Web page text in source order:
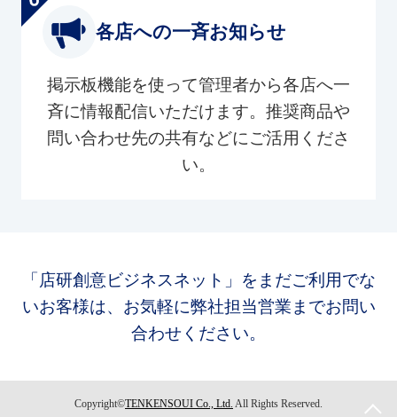
各店への一斉お知らせ
掲示板機能を使って管理者から各店へ一
斉に情報配信いただけます。推奨商品や
問い合わせ先の共有などにご活用くださ
い。
「店研創意ビジネスネット」をまだご利用でな
いお客様は、お気軽に弊社担当営業までお問い
合わせください。
Copyright©TENKENSOUI Co., Ltd. All Rights Reserved.